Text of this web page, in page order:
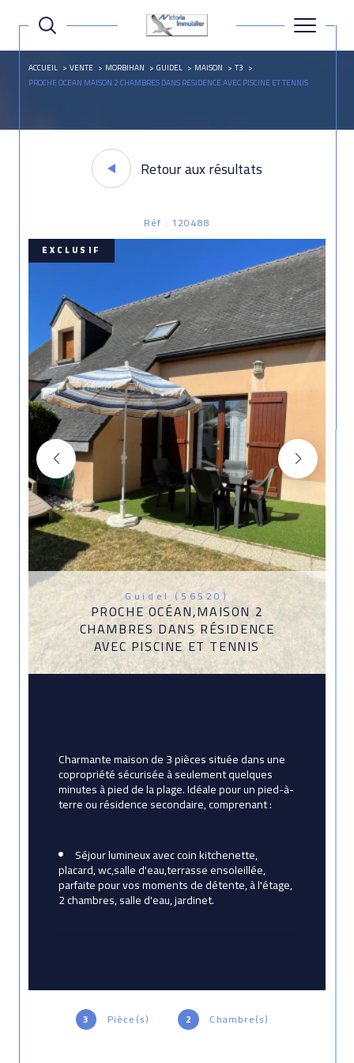
ACCUEIL VENTE MORBIHAN GUIDEL MAISON
T3
PROCHE OCEAN MAISON 2 CHAMBRES DANS RESIDENCE AVEC PISCINE ET TENNIS
Retour aux résultats
Réf : 120488
EXCLUSIF
Guidel (56520)
PROCHE OCÉAN,MAISON 2
CHAMBRES DANS RÉSIDENCE
AVEC PISCINE ET TENNIS
3 Pièce(s) 2 Chambre(s)
Charmante maison de 3 pièces située dans une
copropriété sécurisée à seulement quelques
minutes à pied de la plage. Idéale pour un pied-à-
terre ou résidence secondaire, comprenant :
Séjour lumineux avec coin kitchenette,
placard, wc,salle d'eau,terrasse ensoleillée,
parfaite pour vos moments de détente, à l'étage,
2 chambres, salle d'eau, jardinet.
Piscine et Tennis dans la copropriété
Une opportunité rare dans un cadre idyllique.
Ne manquez pas cette occasion !